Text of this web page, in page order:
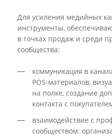
Для усиления медийных
инструменты,
в точках продаж и среди
сообщества:
коммуникация в
POS-материалов,
на полке, создание
контакта с
взаимодействие с
сообществом: